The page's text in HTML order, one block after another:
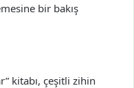
bir bakış
kitabı, çeşitli zihin